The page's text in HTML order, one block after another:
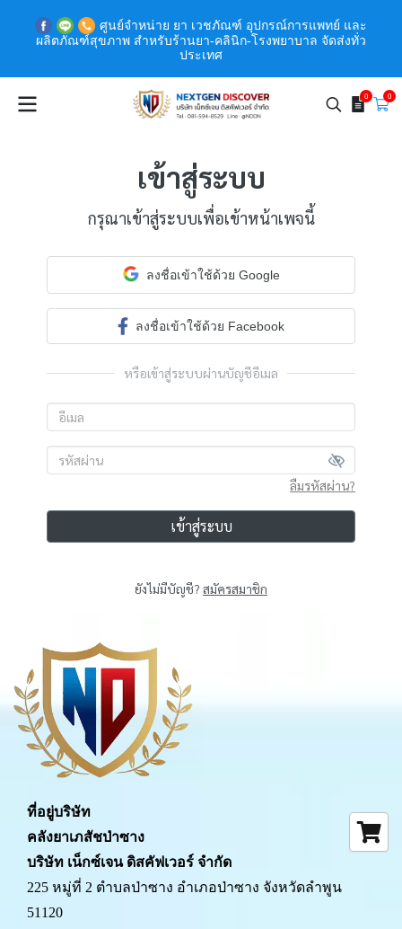
ศูนย์จำหน่าย ยา เวชภัณฑ์ อุปกรณ์การแพทย์ และ
ผลิตภัณฑ์สุขภาพ สำหรับร้านยา-คลินิก-โรงพยาบาล จัดส่งทั่ว
ประเทศ
0 0
เข้าสู่ระบบ
กรุณาเข้าสู่ระบบเพื่อเข้าหน้าเพจนี้
ลงชื่อเข้าใช้ด้วย Google
ลงชื่อเข้าใช้ด้วย Facebook
หรือเข้าสู่ระบบผ่านบัญชีอีเมล
ลืมรหัสผ่าน?
เข้าสู่ระบบ
ยังไม่มีบัญชี? สมัครสมาชิก
ที่อยู่บริษัท
คลังยาเภสัชป่าซาง
บริษัท เน็กซ์เจน ดิสคัฟเวอร์ จำกัด
225 หมู่ที่ 2 ตำบลป่าซาง อำเภอป่าซาง จังหวัดลำพูน
51120